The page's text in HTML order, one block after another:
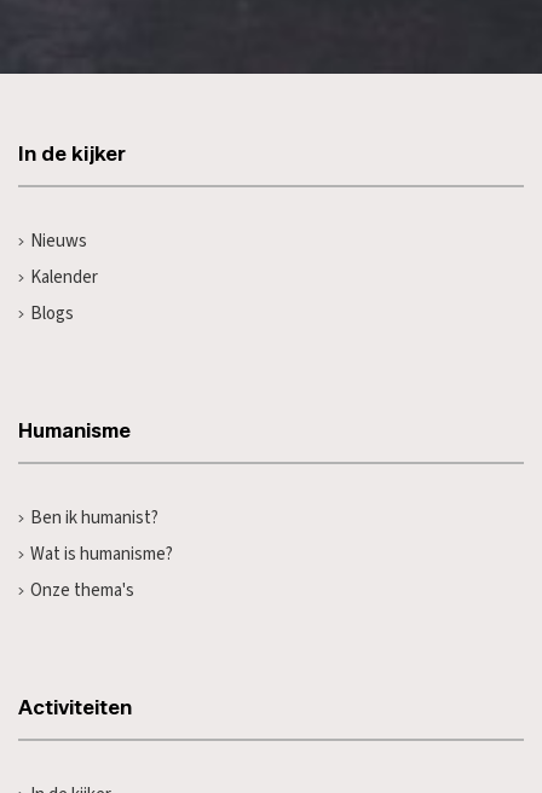
In de kijker
Nieuws
Kalender
Blogs
Humanisme
Ben ik humanist?
Wat is humanisme?
Onze thema's
Activiteiten